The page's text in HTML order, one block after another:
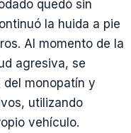
quedó sin
la huida a pie
Al momento de la
agresiva, se
monopatín y
utilizando
vehículo.